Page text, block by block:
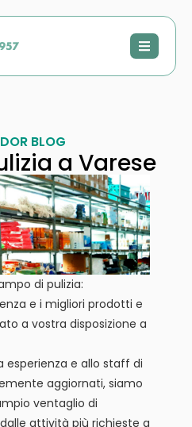
BLOG
a Varese
di pulizia:
e i migliori prodotti e
a vostra disposizione a
esperienza e allo staff di
aggiornati, siamo
ventaglio di
attività più richieste a